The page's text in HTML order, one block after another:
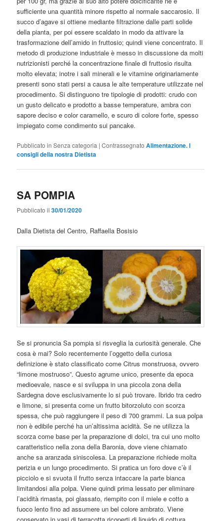
sufficiente una quantità minore rispetto al normale saccarosio. Il
succo d’agave si ottiene mediante filtrazione dalle parti solide
della pianta, per poi essere scaldato in modo da attivare la
trasformazione dell’amido in fruttosio; quindi viene concentrato. Il
metodo di produzione industriale è messo in discussione da molti
nutrizionisti perché la concentrazione finale di fruttosio risulta
molto elevata; inotre i sali minerali e le vitamine originariamente
presenti sono stati persi a causa le alte temperature utilizzate nel
procedimento. Si distinguono tre tipologie di prodotti: crudo con
un gusto delicato e prodotto a basse temperature, ambra con
sapore deciso e color caramello, e scuro di colore forte, spesso
impiegato come condimento sui pancake.
Pubblicato in Senza categoria |Contrassegnato Alimentazione. I
consigli della nostra Dietista
SA POMPIA
Pubblicato il30/01/2020
Dalla Dietista del Centro, Raffaella Bosisio
Se si pronuncia Sa pompia si risveglia la curiosità generale. Che
cosa è mai? Solo recentemente l’oggetto della curiosa
definizione è stato classificato come Citrus monstruosa, ovvero
“limone mostruoso”. Questo agrume unico, presente da epoca
medioevale, nasce e si sviluppa in una piccola zona della
Sardegna dove esclusivamente lo si può trovare. Ibrido tra cedro
e limone, si presenta come un frutto bitorzoluto con scorza
spessa, che può raggiungere il peso di 700 grammi. La sua polpa
non è edibile perché ha un’altissima acidità. Se ne utilizza la
scorza come base per la preparazione di dolci, tra cui uno molto
caratteristico nella zona della Baronia, dove viene chiamato
anche sa aranzada siniscolesa. La preparazione richiede molta
perizia e un lungo procedimento. Si pratica un foro dove c’è il
picciolo e si svuota il frutto senza intaccare la parte bianca
limitandosi alla polpa. Viene quindi prima lessato per eliminare
l’acidità rimasta, poi glassato, riempito con il miele e cotto a
fuoco lento fino ad assumere un bel colore ambrato. Viene